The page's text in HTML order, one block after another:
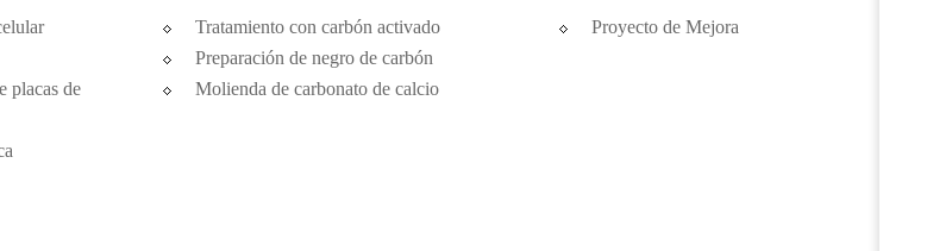
placas de
Tratamiento con carbón activado
Preparación de negro de carbón
Molienda de carbonato de calcio
Proyecto de Mejora